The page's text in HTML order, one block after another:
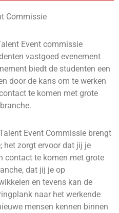
Commissie
Event commissie
vastgoed evenement
biedt de studenten een
door de kans om te werken
te komen met grote
Event Commissie brengt
het zorgt ervoor dat jij je
contact te komen met grote
dat jij je op
en tevens kan de
naar het werkende
mensen kennen binnen